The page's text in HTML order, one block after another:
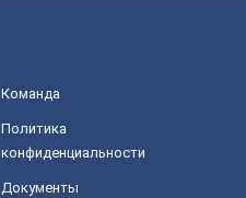
Команда
Политика
конфиденциальности
Документы